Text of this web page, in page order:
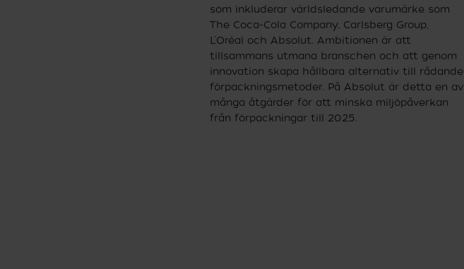
som inkluderar världsledande varumärke som
The Coca-Cola Company, Carlsberg Group,
L’Oréal och Absolut. Ambitionen är att
tillsammans utmana branschen och att genom
innovation skapa hållbara alternativ till rådande
förpackningsmetoder. På Absolut är detta en av
många åtgärder för att minska miljöpåverkan
från förpackningar till 2025.